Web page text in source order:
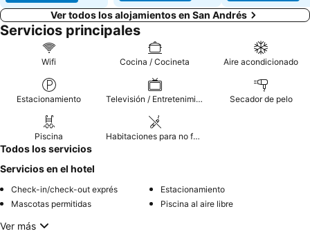
Ver todos los alojamientos en San Andrés
Servicios principales
Wifi Cocina / Cocineta Aire acondicionado
Estacionamiento Televisión / Entretenimiento Secador de pelo
Piscina Habitaciones para no fumadores
Todos los servicios
Servicios en el hotel
Check-in/check-out exprés
Estacionamiento
Mascotas permitidas
Piscina al aire libre
Ver más